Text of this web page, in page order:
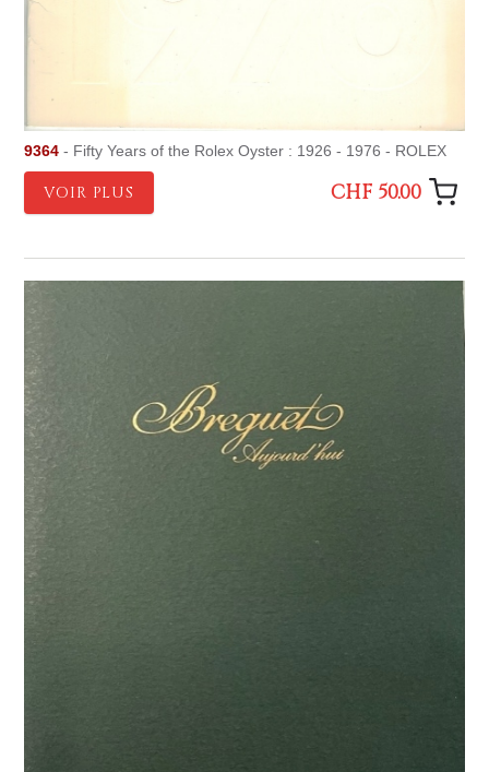
9364 - Fifty Years of the Rolex Oyster : 1926 - 1976 - ROLEX
VOIR PLUS CHF 50.00